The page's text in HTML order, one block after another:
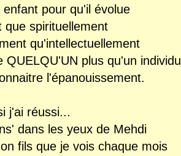
pour qu'il évolue
que spirituellement
qu'intellectuellement
QUELQU'UN plus qu'un individu
l'épanouissement.
j'ai réussi...
dans les yeux de Mehdi
fils que je vois chaque mois